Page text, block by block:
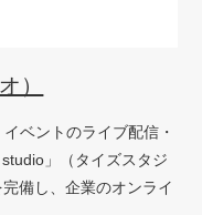
）
ベントのライブ配信・
」（タイズスタジ
備し、企業のオンライ